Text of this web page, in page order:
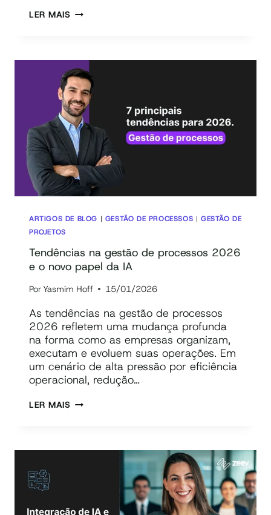
LER MAISORQUESTRAÇÃO
CUSTOS
EM
ATÉ
30%
COM
AUTOMAÇÃO
ARTIGOS DE BLOG | GESTÃO DE PROCESSOS |GESTÃO DE
PROJETOS
Tendências na gestão de processos 2026
e o novo papel da IA
Por Yasmim Hoff 15/01/2026
As tendências na gestão de processos
2026 refletem uma mudança profunda
na forma como as empresas organizam,
executam e evoluem suas operações. Em
um cenário de alta pressão por eficiência
operacional, redução…
LER MAISTENDÊNCIAS
PROCESSOS
NOVO